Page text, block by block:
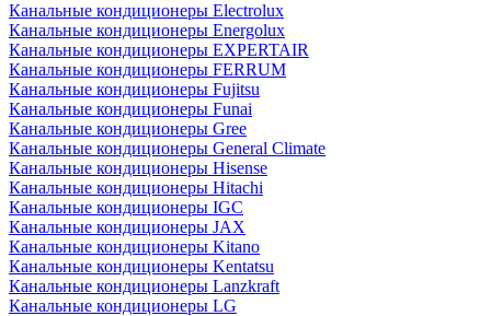
Канальные кондиционеры Electrolux
Канальные кондиционеры Energolux
Канальные кондиционеры EXPERTAIR
Канальные кондиционеры FERRUM
Канальные кондиционеры Fujitsu
Канальные кондиционеры Funai
Канальные кондиционеры Gree
Канальные кондиционеры General Climate
Канальные кондиционеры Hisense
Канальные кондиционеры Hitachi
Канальные кондиционеры IGC
Канальные кондиционеры JAX
Канальные кондиционеры Kitano
Канальные кондиционеры Kentatsu
Канальные кондиционеры Lanzkraft
Канальные кондиционеры LG